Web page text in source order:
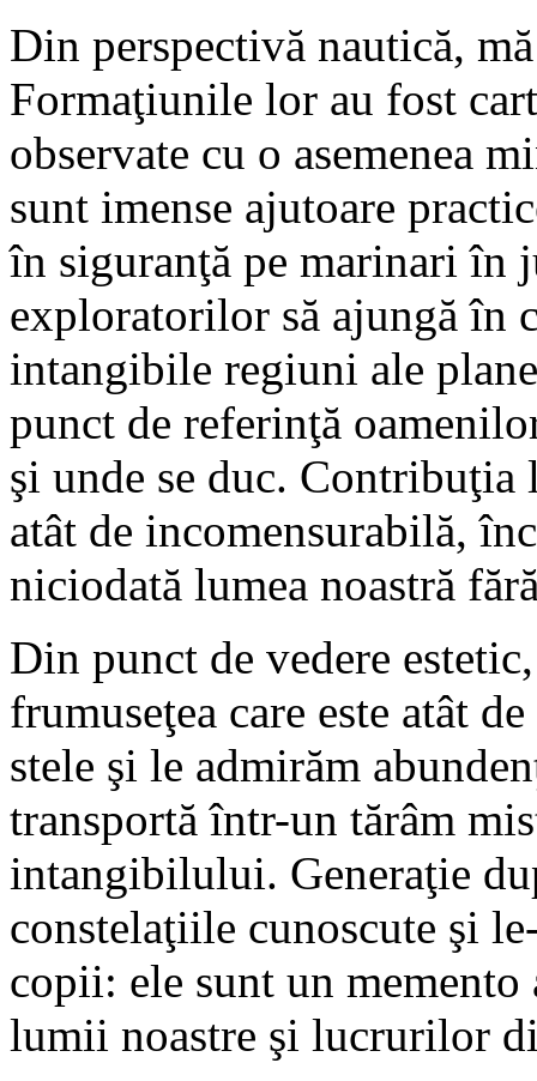
Din perspectivă nautică,
Formaţiunile lor au fost
observate cu o asemenea
sunt imense ajutoare
în siguranţă pe marinari în
exploratorilor să ajungă în
intangibile regiuni ale
punct de referinţă
şi unde se duc.
atât de incomensurabilă,
niciodată lumea noastră
Din punct de vedere
frumuseţea care este atât
stele şi le admirăm
transportă într-un tărâm
intangibilului. Generaţie
constelaţiile cunoscute şi
copii: ele sunt un
lumii noastre şi lucrurilor